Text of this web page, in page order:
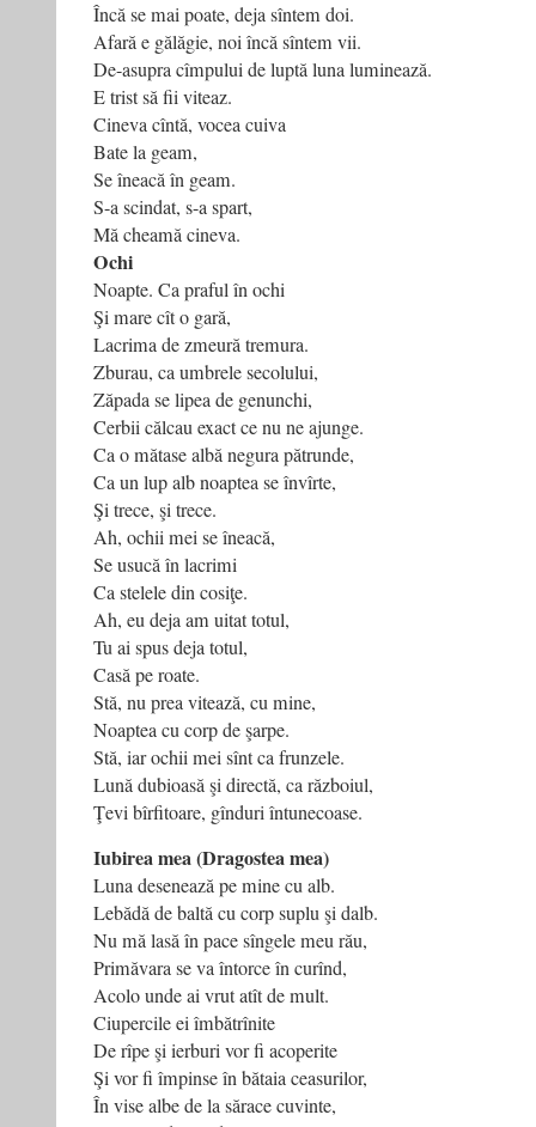
Încă se mai poate, deja sîntem doi.
Afară e gălăgie, noi încă sîntem vii.
De-asupra cîmpului de luptă luna luminează.
E trist să fii viteaz.
Cineva cîntă, vocea cuiva
Bate la geam,
Se îneacă în geam.
S-a scindat, s-a spart,
Mă cheamă cineva.
Ochi
Noapte. Ca praful în ochi
Şi mare cît o gară,
Lacrima de zmeură tremura.
Zburau, ca umbrele secolului,
Zăpada se lipea de genunchi,
Cerbii călcau exact ce nu ne ajunge.
Ca o mătase albă negura pătrunde,
Ca un lup alb noaptea se învîrte,
Şi trece, şi trece.
Ah, ochii mei se îneacă,
Se usucă în lacrimi
Ca stelele din cosiţe.
Ah, eu deja am uitat totul,
Tu ai spus deja totul,
Casă pe roate.
Stă, nu prea vitează, cu mine,
Noaptea cu corp de şarpe.
Stă, iar ochii mei sînt ca frunzele.
Lună dubioasă şi directă, ca războiul,
Ţevi bîrfitoare, gînduri întunecoase.
Iubirea mea (Dragostea mea)
Luna desenează pe mine cu alb.
Lebădă de baltă cu corp suplu şi dalb.
Nu mă lasă în pace sîngele meu rău,
Primăvara se va întorce în curînd,
Acolo unde ai vrut atît de mult.
Ciupercile ei îmbătrînite
De rîpe şi ierburi vor fi acoperite
Şi vor fi împinse în bătaia ceasurilor,
În vise albe de la sărace cuvinte,